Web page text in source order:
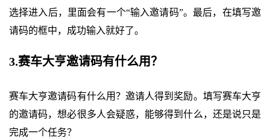
选择进入后，里面会有一个“输入邀请码”。最后，在填写邀
请码的框中，成功输入就好了。
3.赛车大亨邀请码有什么用？
赛车大亨邀请码有什么用？邀请人得到奖励。填写赛车大亨
的邀请码，想必很多人会疑惑，能够得到什么，还是说只是
完成一个任务？